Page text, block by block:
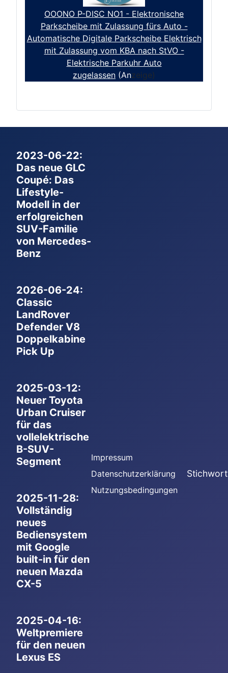
OOONO P-DISC NO1 - Elektronische
Parkscheibe mit Zulassung fürs Auto -
Automatische Digitale Parkscheibe Elektrisch
mit Zulassung vom KBA nach StVO -
Elektrische Parkuhr Auto
zugelassen (Anzeige)
2023-06-22:
Das neue GLC
Coupé: Das
Lifestyle-
Modell in der
erfolgreichen
SUV-Familie
von Mercedes-
Benz
2026-06-24:
Classic
LandRover
Defender V8
Doppelkabine
Pick Up
2025-03-12:
Neuer Toyota
Urban Cruiser
für das
vollelektrische
B-SUV-
Segment
2025-11-28:
Vollständig
neues
Bediensystem
mit Google
built-in für den
neuen Mazda
CX-5
2025-04-16:
Weltpremiere
für den neuen
Lexus ES
Impressum
Datenschutzerklärung
Nutzungsbedingungen